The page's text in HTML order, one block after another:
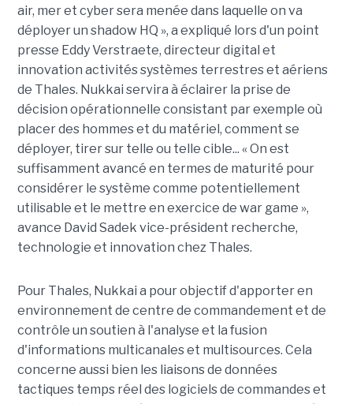
air, mer et cyber sera menée dans laquelle on va
déployer un shadow HQ », a expliqué lors d'un point
presse Eddy Verstraete, directeur digital et
innovation activités systèmes terrestres et aériens
de Thales. Nukkai servira à éclairer la prise de
décision opérationnelle consistant par exemple où
placer des hommes et du matériel, comment se
déployer, tirer sur telle ou telle cible... « On est
suffisamment avancé en termes de maturité pour
considérer le système comme potentiellement
utilisable et le mettre en exercice de war game »,
avance David Sadek vice-président recherche,
technologie et innovation chez Thales.
Pour Thales, Nukkai a pour objectif d'apporter en
environnement de centre de commandement et de
contrôle un soutien à l'analyse et la fusion
d'informations multicanales et multisources. Cela
concerne aussi bien les liaisons de données
tactiques temps réel des logiciels de commandes et